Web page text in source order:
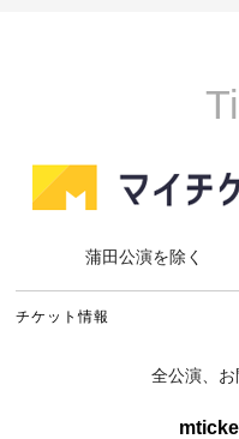
蒲田公演を除く
チケット情報
全公演、